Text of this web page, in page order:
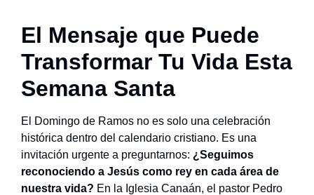
El Mensaje que Puede
Transformar Tu Vida Esta
Semana Santa
El Domingo de Ramos no es solo una celebración
histórica dentro del calendario cristiano. Es una
invitación urgente a preguntarnos: ¿Seguimos
reconociendo a Jesús como rey en cada área de
nuestra vida? En la Iglesia Canaán, el pastor Pedro